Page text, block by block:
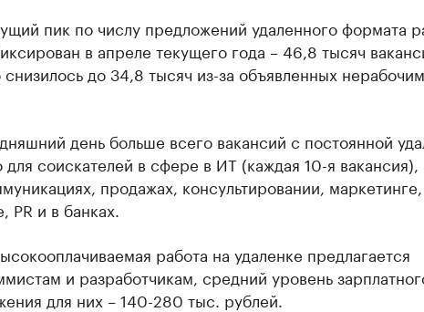
пик по числу предложений удаленного формата
в апреле текущего года – 46,8 тысяч
до 34,8 тысяч из-за объявленных
день больше всего вакансий с постоянной
для соискателей в сфере в ИТ (каждая 10-я вакансия),
продажах, консультировании, маркетинге,
PR и в банках.
работа на удаленке предлагается
и разработчикам, средний уровень
для них – 140-280 тыс. рублей.